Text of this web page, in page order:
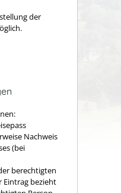
der
Nachweis
(bei
berechtigten
Eintrag bezieht